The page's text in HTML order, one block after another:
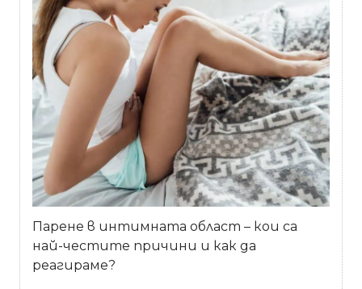
Парене в интимната област – кои са
най-честите причини и как да
реагираме?